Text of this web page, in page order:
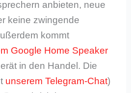
anbieten, neue
keine zwingende
kommt
Google Home Speaker
in den Handel. Die
unserem Telegram-Chat)